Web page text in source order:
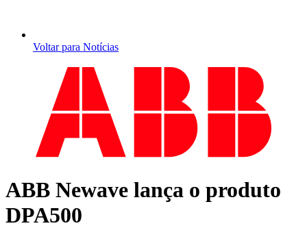
Voltar para Notícias
ABB Newave lança o produto
DPA500